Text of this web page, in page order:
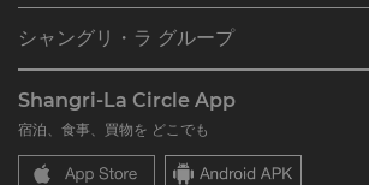
レストラン＆バー
シャングリ・ラ サークルに入会
よくあるお問合せや質問
SLCに関するお問い合わせ
シャングリ・ラ グループ
シャングリ・ラ ブランド
シャングリ・ラ センター
レジデンス
採用情報
企業の社会的責任
ニュース
Shangri-La Circle App
宿泊、食事、買物を どこでも